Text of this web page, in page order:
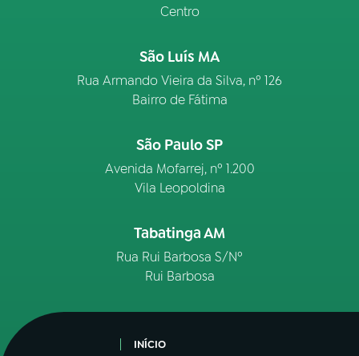
Centro
São Luís MA
Rua Armando Vieira da Silva, nº 126
Bairro de Fátima
São Paulo SP
Avenida Mofarrej, nº 1.200
Vila Leopoldina
Tabatinga AM
Rua Rui Barbosa S/Nº
Rui Barbosa
INÍCIO